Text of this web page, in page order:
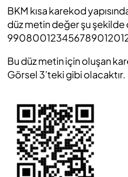
BKM kısa karekod
düz metin değer şu şekilde
Bu düz metin için oluşan
Görsel 3’teki gibi olacaktır.